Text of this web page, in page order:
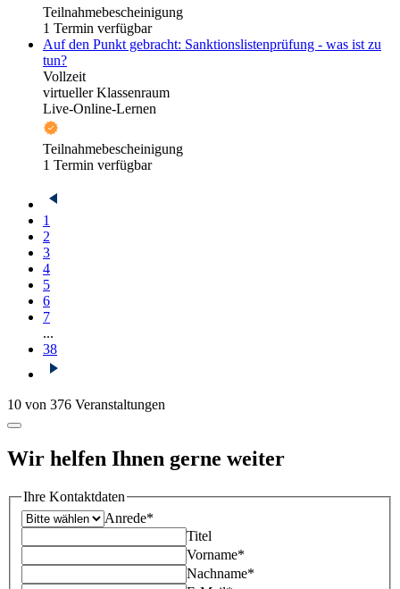
Teilnahmebescheinigung
1 Termin verfügbar
Auf den Punkt gebracht: Sanktionslistenprüfung - was ist zu
tun?
Vollzeit
virtueller Klassenraum
Live-Online-Lernen
Teilnahmebescheinigung
1 Termin verfügbar
1
2
3
4
5
6
7
...
38
10 von 376 Veranstaltungen
Wir helfen Ihnen gerne weiter
Ihre Kontaktdaten
Anrede*
Titel
Vorname*
Nachname*